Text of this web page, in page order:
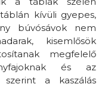
kívüli gyepes,
búvósávok nem
kisemlősök
megfelelő
és az
szerint a kaszálás